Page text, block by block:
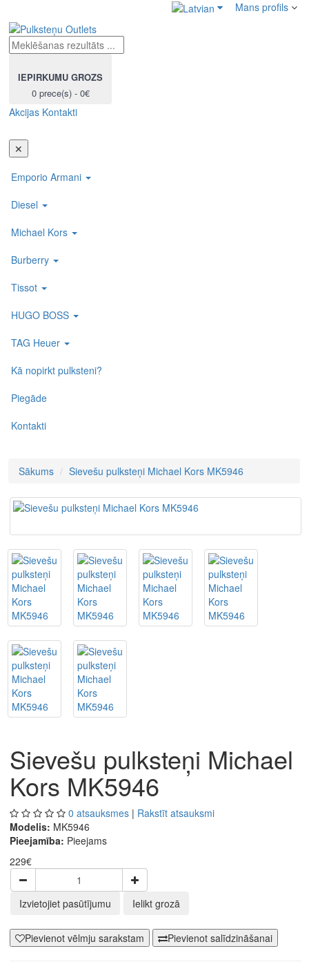
Mans profils
IEPIRKUMU GROZS
0 prece(s) - 0€
Akcijas Kontakti
✕
Emporio Armani
Diesel
Michael Kors
Burberry
Tissot
HUGO BOSS
TAG Heuer
Kā nopirkt pulksteni?
Piegāde
Kontakti
Sākums Sievešu pulksteņi Michael Kors MK5946
Sievešu pulksteņi Michael
Kors MK5946
0 atsauksmes | Rakstīt atsauksmi
Modelis: MK5946
Pieejamība: Pieejams
229€
Izvietojiet pasūtījumu Ielikt grozā
Pievienot vēlmju sarakstam Pievienot salīdzināšanai